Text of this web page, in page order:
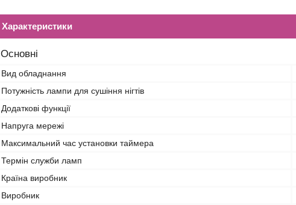
Характеристики
Основні
Вид обладнання
Потужність лампи для сушіння нігтів
Додаткові функції
Напруга мережі
Максимальний час установки таймера
Термін служби ламп
Країна виробник
Виробник